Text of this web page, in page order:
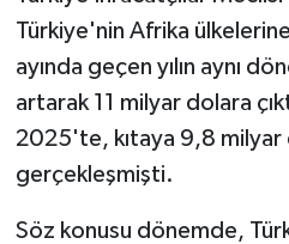
Türkiye'nin Afrika ülkelerine
ayında geçen yılın aynı
artarak 11 milyar dolara
2025'te, kıtaya 9,8 milyar
gerçekleşmişti.
Söz konusu dönemde,